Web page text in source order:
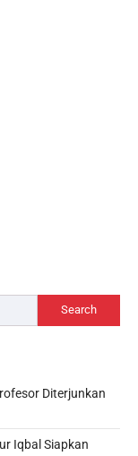
Search
Diterjunkan
Iqbal Siapkan